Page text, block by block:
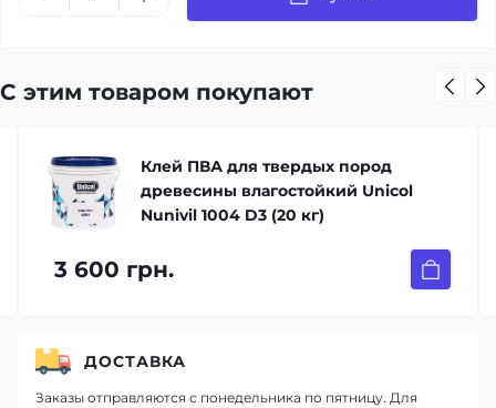
С этим товаром покупают
Клей ПВА для твердых пород
древесины влагостойкий Unicol
Nunivil 1004 D3 (20 кг)
3 600 грн.
ДОСТАВКА
Заказы отправляются с понедельника по пятницу. Для